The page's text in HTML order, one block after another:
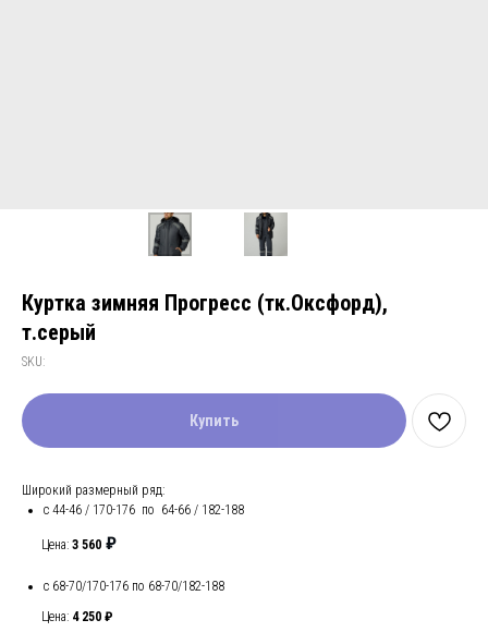
Куртка зимняя Прогресс (тк.Оксфорд),
т.серый
SKU:
Купить
Широкий размерный ряд:
с 44-46 / 170-176 по 64-66 / 182-188
Цена: 3 560 ₽
с 68-70/170-176 по 68-70/182-188
Цена: 4 250 ₽